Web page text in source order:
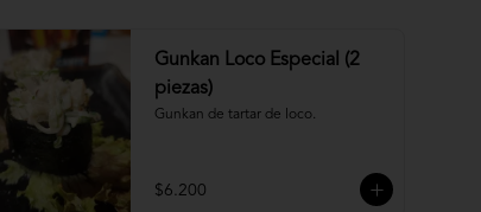
Gunkan Loco Especial (2
piezas)
Gunkan de tartar de loco.
$6.200